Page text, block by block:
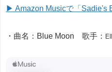
▶ Amazon Musicで「Sadie's
・曲名：Blue Moon 歌手：